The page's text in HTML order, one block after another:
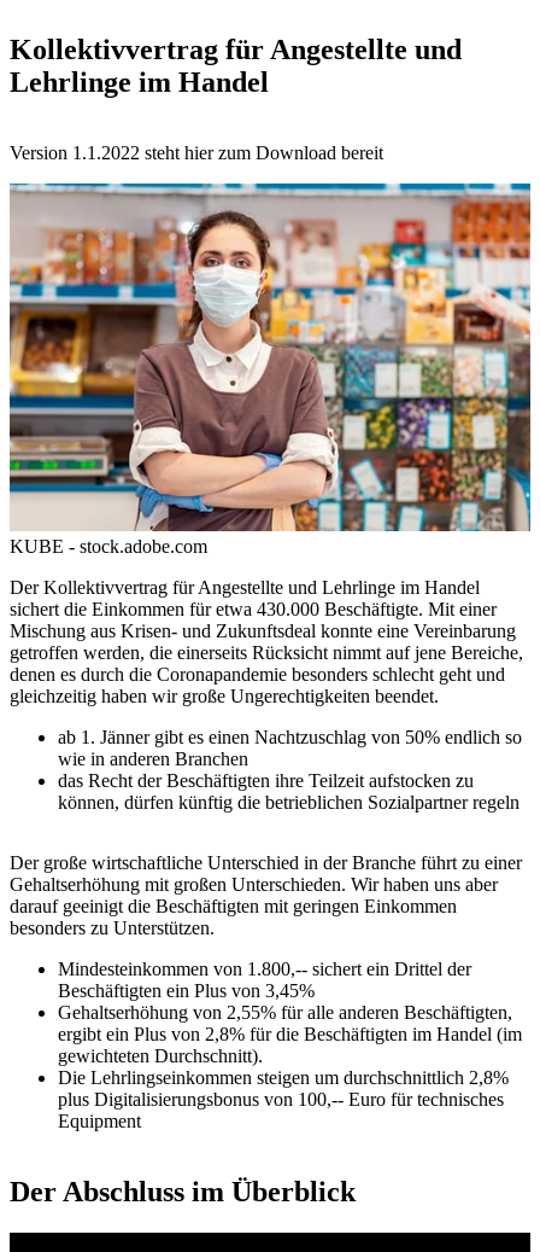
Kollektivvertrag für Angestellte und
Lehrlinge im Handel
Version 1.1.2022 steht hier zum Download bereit
KUBE - stock.adobe.com
Der Kollektivvertrag für Angestellte und Lehrlinge im Handel
sichert die Einkommen für etwa 430.000 Beschäftigte. Mit einer
Mischung aus Krisen- und Zukunftsdeal konnte eine Vereinbarung
getroffen werden, die einerseits Rücksicht nimmt auf jene Bereiche,
denen es durch die Coronapandemie besonders schlecht geht und
gleichzeitig haben wir große Ungerechtigkeiten beendet.
ab 1. Jänner gibt es einen Nachtzuschlag von 50% endlich so
wie in anderen Branchen
das Recht der Beschäftigten ihre Teilzeit aufstocken zu
können, dürfen künftig die betrieblichen Sozialpartner regeln
Der große wirtschaftliche Unterschied in der Branche führt zu einer
Gehaltserhöhung mit großen Unterschieden. Wir haben uns aber
darauf geeinigt die Beschäftigten mit geringen Einkommen
besonders zu Unterstützen.
Mindesteinkommen von 1.800,-- sichert ein Drittel der
Beschäftigten ein Plus von 3,45%
Gehaltserhöhung von 2,55% für alle anderen Beschäftigten,
ergibt ein Plus von 2,8% für die Beschäftigten im Handel (im
gewichteten Durchschnitt).
Die Lehrlingseinkommen steigen um durchschnittlich 2,8%
plus Digitalisierungsbonus von 100,-- Euro für technisches
Equipment
Der Abschluss im Überblick